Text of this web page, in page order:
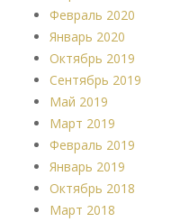
Февраль 2020
Январь 2020
Октябрь 2019
Сентябрь 2019
Май 2019
Март 2019
Февраль 2019
Январь 2019
Октябрь 2018
Март 2018